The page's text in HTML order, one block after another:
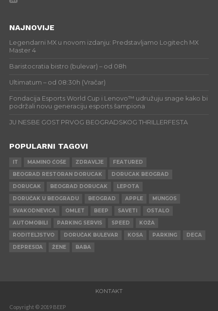
NAJNOVIJE
Legendarni MX u novom izdanju: Predstavljamo Logitech MX
Master 4
Baristocratia bistro (bulevar) – od 08h
Ultimatum – od 08:30h (Vračar)
Fondacija Esports World Cup i Lenovo™ udružuju snage kako bi
podržali novu generaciju esports šampiona
JU NESBE GOST PRVOG BEOGRADSKOG THRILLERFESTA
POPULARNI TAGOVI
IT MAMINO ĆOŠE ZDRAVLJE
FEATURED
BEOGRAD RESTORAN DORUCAK
DORUCAK BEOGRAD
DORUCAK
BEOGRAD DORUCAK
LEPOTA
DORUČAK U BEOGRADU
BEOGRAD APPLE
MUNGOS
SVAKODNEVICA
OMLET BEEP SAVETI
OSTALO
AUTOMOBILI
PARKING SERVIS SPEED
KOŽA
RODITELJSTVO
DORUČAK BULEVAR KOSA PARKING
DECA
DEPRESIJA
ŽENE BABA
KONTAKT
Copyright © 2019 BEEP